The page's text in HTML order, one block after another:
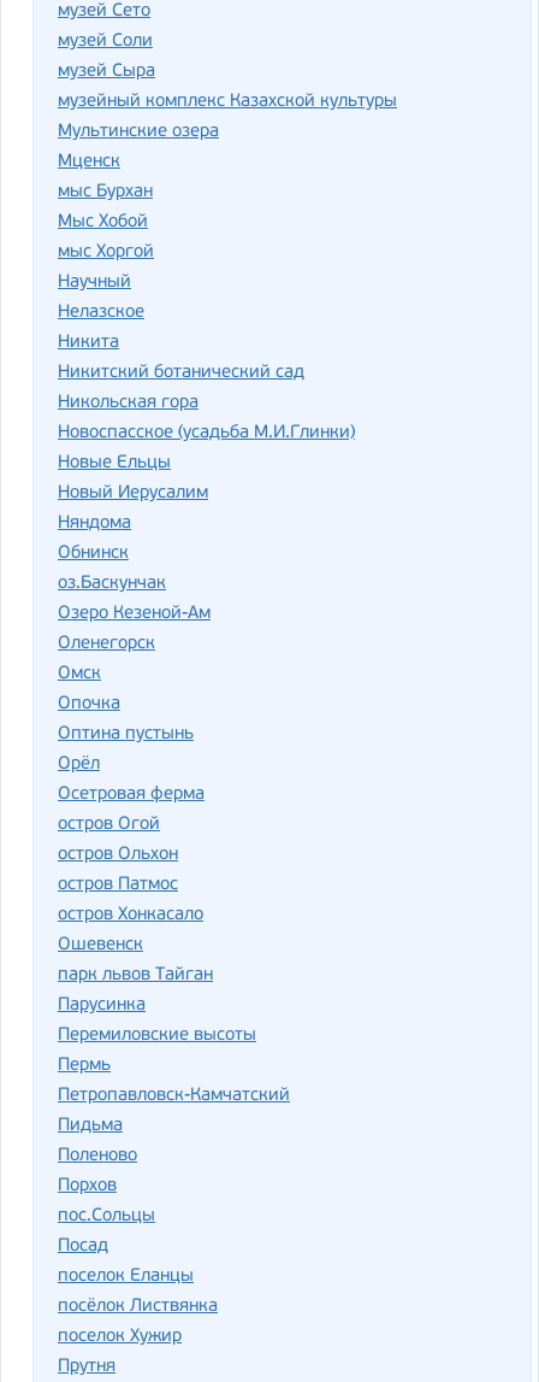
музей Сето
музей Соли
музей Сыра
музейный комплекс Казахской культуры
Мультинские озера
Мценск
мыс Бурхан
Мыс Хобой
мыс Хоргой
Научный
Нелазское
Никита
Никитский ботанический сад
Никольская гора
Новоспасское (усадьба М.И.Глинки)
Новые Ельцы
Новый Иерусалим
Няндома
Обнинск
оз.Баскунчак
Озеро Кезеной-Ам
Оленегорск
Омск
Опочка
Оптина пустынь
Орёл
Осетровая ферма
остров Огой
остров Ольхон
остров Патмос
остров Хонкасало
Ошевенск
парк львов Тайган
Парусинка
Перемиловские высоты
Пермь
Петропавловск-Камчатский
Пидьма
Поленово
Порхов
пос.Сольцы
Посад
поселок Еланцы
посёлок Листвянка
поселок Хужир
Прутня